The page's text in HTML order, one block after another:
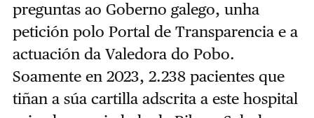
preguntas ao Goberno galego, unha
petición polo Portal de Transparencia e a
actuación da Valedora do Pobo.
Soamente en 2023, 2.238 pacientes que
tiñan a súa cartilla adscrita a este hospital